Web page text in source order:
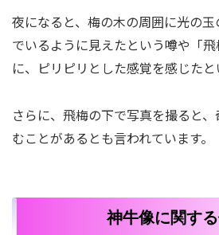
夜になると、梅の木の周囲に光の
でいるように見えたという噂や「
に、ピリピリとした感覚を感じたと
さらに、飛梅の下で写真を撮ると
むことがあるとも言われています。
神牛像に関す